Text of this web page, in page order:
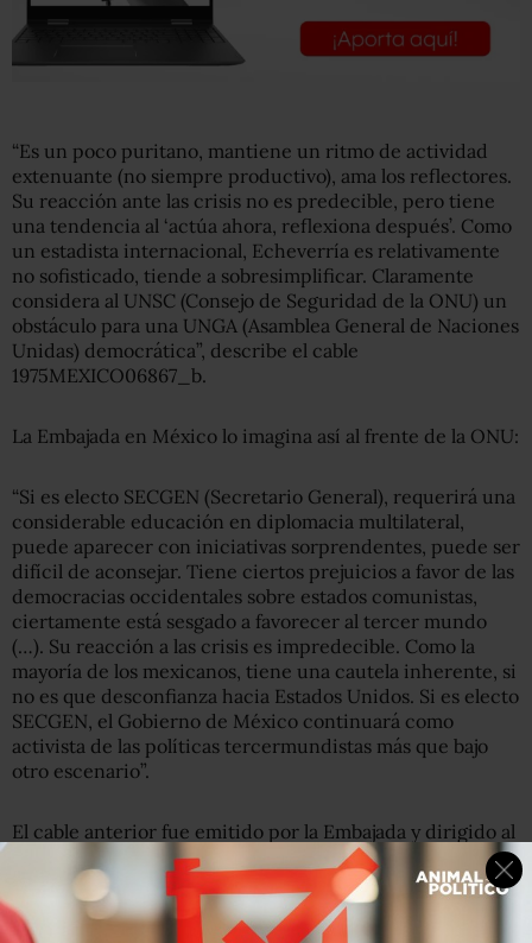
“Es un poco puritano, mantiene un ritmo de actividad
extenuante (no siempre productivo), ama los reflectores.
Su reacción ante las crisis no es predecible, pero tiene
una tendencia al ‘actúa ahora, reflexiona después’. Como
un estadista internacional, Echeverría es relativamente
no sofisticado, tiende a sobresimplificar. Claramente
considera al UNSC (Consejo de Seguridad de la ONU) un
obstáculo para una UNGA (Asamblea General de Naciones
Unidas) democrática”, describe el cable
1975MEXICO06867_b.
La Embajada en México lo imagina así al frente de la ONU:
“Si es electo SECGEN (Secretario General), requerirá una
considerable educación en diplomacia multilateral,
puede aparecer con iniciativas sorprendentes, puede ser
difícil de aconsejar. Tiene ciertos prejuicios a favor de las
democracias occidentales sobre estados comunistas,
ciertamente está sesgado a favorecer al tercer mundo
(…). Su reacción a las crisis es impredecible. Como la
mayoría de los mexicanos, tiene una cautela inherente, si
no es que desconfianza hacia Estados Unidos. Si es electo
SECGEN, el Gobierno de México continuará como
activista de las políticas tercermundistas más que bajo
otro escenario”.
El cable anterior fue emitido por la Embajada y dirigido al
Departamento de Estado el 1 de agosto de 1975. Faltaba
poco más de un año para que entregara la presidencia a
López Portillo. Al estar corriendo aún su sexenio, la
legación en México asegura que el decoro y ciertas